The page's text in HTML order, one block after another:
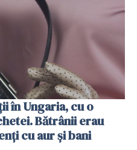
în Ungaria, cu o
Bătrânii erau
cu aur și bani